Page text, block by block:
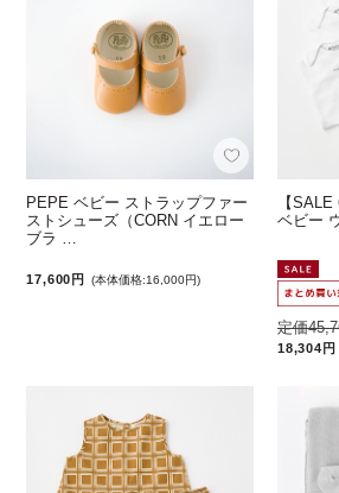
PEPE ベビー ストラップファー
ストシューズ（CORN イエロー
ブラ …
17,600円 (本体価格:16,000円)
【
ベビー
定価
18,304円